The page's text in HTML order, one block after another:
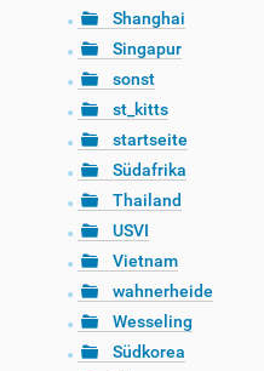
Shanghai
Singapur
sonst
st_kitts
startseite
Südafrika
Thailand
USVI
Vietnam
wahnerheide
Wesseling
Südkorea